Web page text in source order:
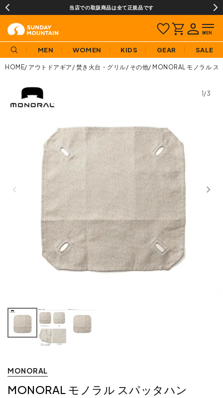
当店での取扱商品は全て正規品です
MEN WOMEN KIDS GEAR SALE
HOME アウトドアギア 焚き火台・グリル その他 MONORAL モノラル ス
1/3
MONORAL
MONORAL モノラル スパッタハン